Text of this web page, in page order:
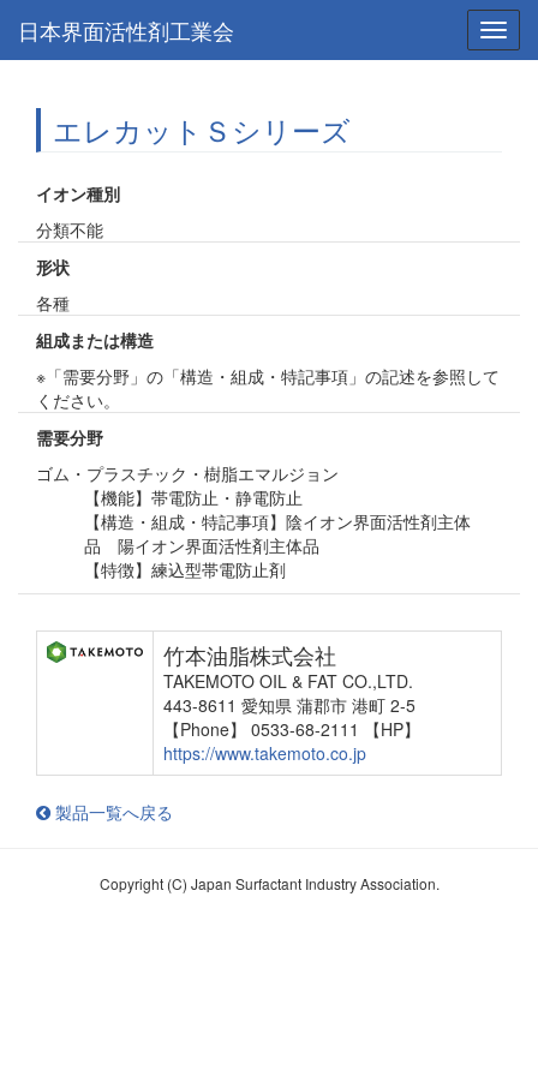
日本界面活性剤工業会
エレカットＳシリーズ
イオン種別
分類不能
形状
各種
組成または構造
※「需要分野」の「構造・組成・特記事項」の記述を参照して
ください。
需要分野
ゴム・プラスチック・樹脂エマルジョン
【機能】帯電防止・静電防止
【構造・組成・特記事項】陰イオン界面活性剤主体
品 陽イオン界面活性剤主体品
【特徴】練込型帯電防止剤
竹本油脂株式会社
TAKEMOTO OIL & FAT CO.,LTD.
443-8611 愛知県 蒲郡市 港町 2-5
【Phone】 0533-68-2111
【HP】
https://www.takemoto.co.jp
製品一覧へ戻る
Copyright (C) Japan Surfactant Industry Association.